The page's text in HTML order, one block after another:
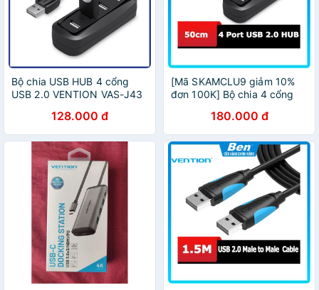
Bộ chia USB HUB 4 cổng
USB 2.0 VENTION VAS-J43
128.000 đ
[Mã SKAMCLU9 giảm 10%
đơn 100K] Bộ chia 4 cổng
50Cm/1M VAS-J43 - Ben
Computer
180.000 đ